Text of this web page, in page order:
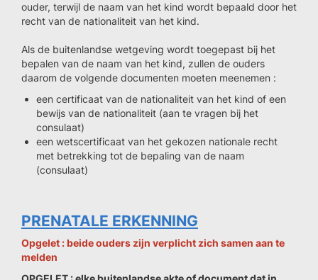
ouder, terwijl de naam van het kind wordt bepaald door het
recht van de nationaliteit van het kind.
Als de buitenlandse wetgeving wordt toegepast bij het
bepalen van de naam van het kind, zullen de ouders
daarom de volgende documenten moeten meenemen :
een certificaat van de nationaliteit van het kind of een
bewijs van de nationaliteit (aan te vragen bij het
consulaat)
een wetscertificaat van het gekozen nationale recht
met betrekking tot de bepaling van de naam
(consulaat)
PRENATALE ERKENNING
Opgelet : beide ouders zijn verplicht zich samen aan te
melden